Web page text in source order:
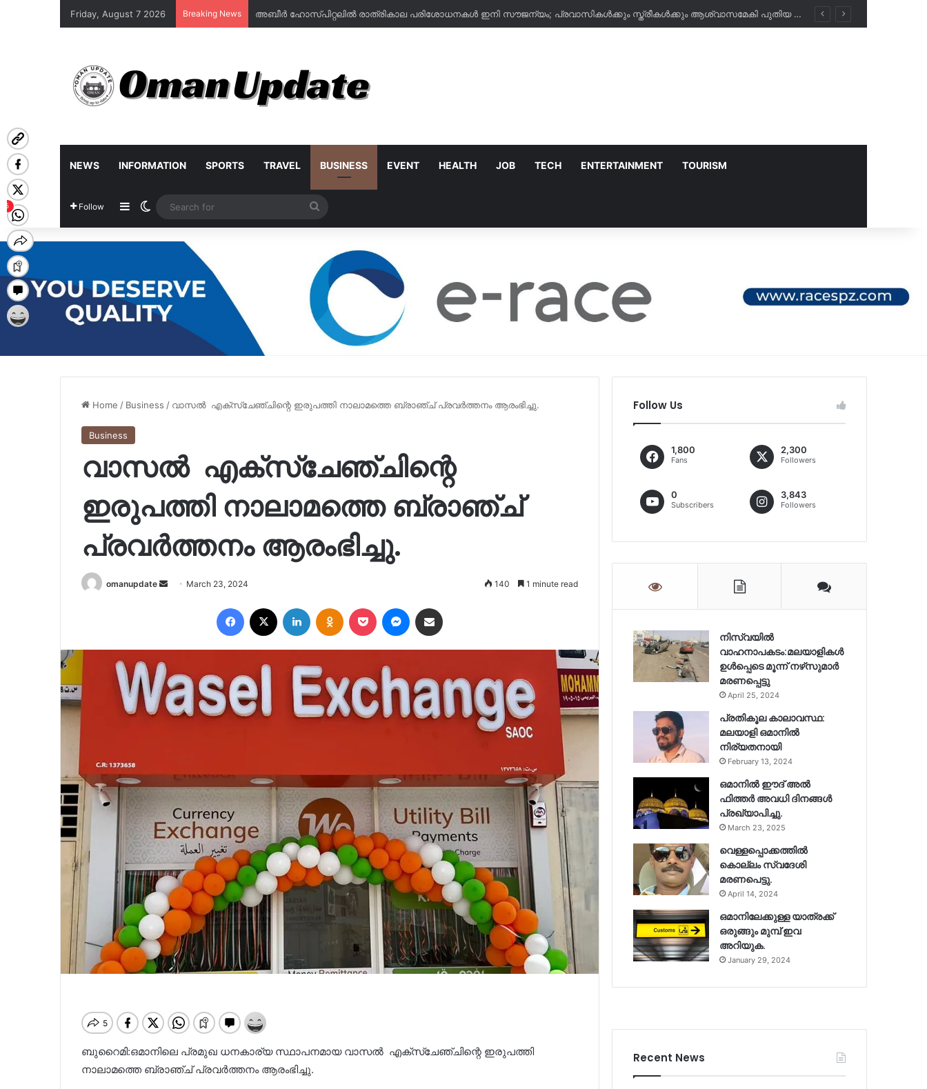
Friday, August 7 2026 Breaking News അബീർ ഹോസ്പിറ്റലിൽ രാത്രികാല പരിശോധനകൾ ഇനി സൗജന്യം; പ്രവാസികൾക്കും സ്ത്രീകൾക്കും ആശ്വാസമേകി പുതിയ പദ്ധതി!
NEWS INFORMATION SPORTS TRAVEL BUSINESS EVENT HEALTH JOB TECH ENTERTAINMENT TOURISM
Follow SidebarSwitch skin
for
Home / Business / വാസൽ എക്സ്ചേഞ്ചിന്റെ ഇരുപത്തി നാലാമത്തെ ബ്രാഞ്ച് പ്രവർത്തനം ആരംഭിച്ചു.
Business
വാസൽ എക്സ്ചേഞ്ചിന്റെ
ഇരുപത്തി നാലാമത്തെ ബ്രാഞ്ച്
പ്രവർത്തനം ആരംഭിച്ചു.
omanupdate
Send March 23, 2024 140 1 minute read
Facebook LinkedIn Odnoklassniki
Pocket Messenger
ബുറൈമി:ഒമാനിലെ പ്രമുഖ ധനകാര്യ സ്ഥാപനമായ വാസൽ എക്സ്ചേഞ്ചിന്റെ ഇരുപത്തി
നാലാമത്തെ ബ്രാഞ്ച് പ്രവർത്തനം ആരംഭിച്ചു.
Follow Us
1,800
Fans
2,300
Followers
0
Subscribers
3,843
Followers
നിസ്‌വയിൽ
വാഹനാപകടം:മലയാളികള്‍
ഉള്‍പ്പെടെ മൂന്ന് നഴ്‌സുമാര്‍
മരണപ്പെട്ടു
April 25, 2024
പ്രതികൂല കാലാവസ്ഥ:
മലയാളി ഒമാനിൽ
നിര്യതനായി
February 13, 2024
ഒമാനിൽ ഈദ് അൽ
ഫിത്തർ അവധി ദിനങ്ങൾ
പ്രഖ്യാപിച്ചു.
March 23, 2025
വെള്ളപ്പൊക്കത്തിൽ
കൊല്ലം സ്വദേശി
മരണപെട്ടു.
April 14, 2024
ഒമാനിലേക്കുള്ള യാത്രക്ക്
ഒരുങ്ങും മുമ്പ് ഇവ
അറിയുക.
January 29, 2024
Recent News